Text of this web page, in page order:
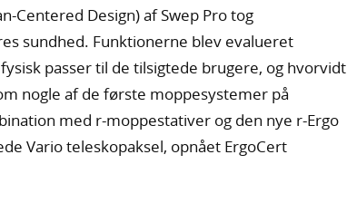
Centered Design) af Swep Pro tog
sundhed. Funktionerne blev evalueret
passer til de tilsigtede brugere, og hvorvidt
nogle af de første moppesystemer på
med r-moppestativer og den nye r-Ergo
Vario teleskopaksel, opnået ErgoCert